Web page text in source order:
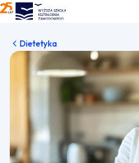
WSKZ - strona główna
Dietetyka